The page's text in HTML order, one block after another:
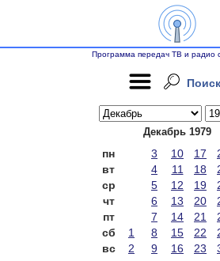
Программа передач ТВ и радио
Поиск
Декабрь 1979
пн 3 10 17
вт
4 11 18
ср
5 12 19
чт
6 13 20
пт
7 14 21
сб
1 8 15 22
вс
2 9 16 23